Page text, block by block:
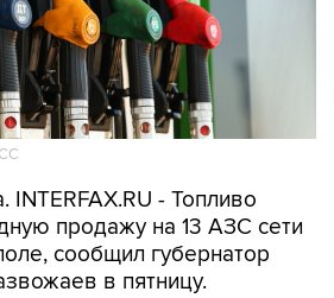
- Топливо
сообщил губернатор
в пятницу.
13 заправках "Атан" в